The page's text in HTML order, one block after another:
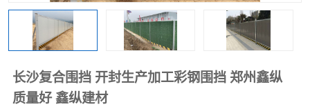
长沙复合围挡 开封生产加工彩钢围挡 郑州鑫纵
质量好 鑫纵建材